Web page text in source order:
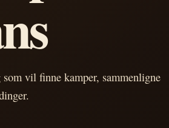
vil finne kamper, sammenligne